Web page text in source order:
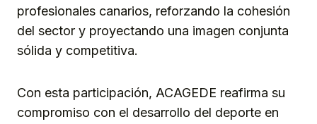
profesionales canarios, reforzando la cohesión
del sector y proyectando una imagen conjunta
sólida y competitiva.
Con esta participación, ACAGEDE reafirma su
compromiso con el desarrollo del deporte en